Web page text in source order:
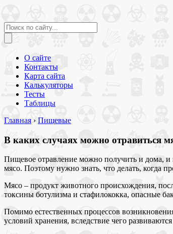
О сайте
Контакты
Карта сайта
Калькуляторы
Тесты
Таблицы
Главная › Пищевые
В каких случаях можно отравиться
Пищевое отравление можно получить и дома,
мясо. Поэтому нужно знать, что делать, когда
Мясо – продукт животного происхождения,
токсины ботулизма и стафилококка, опасные
Помимо естественных процессов
условий хранения, вследствие чего